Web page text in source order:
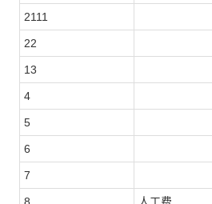
2111
22
13
4
5
6
7